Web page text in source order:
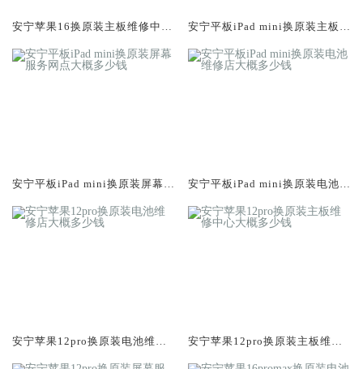
安宁苹果16换原装主板维修中心
安宁平板iPad mini换原装主板维
安宁平板iPad mini换原装屏幕服
安宁平板iPad mini换原装电池维
安宁苹果12pro换原装电池维修
安宁苹果12pro换原装主板维修